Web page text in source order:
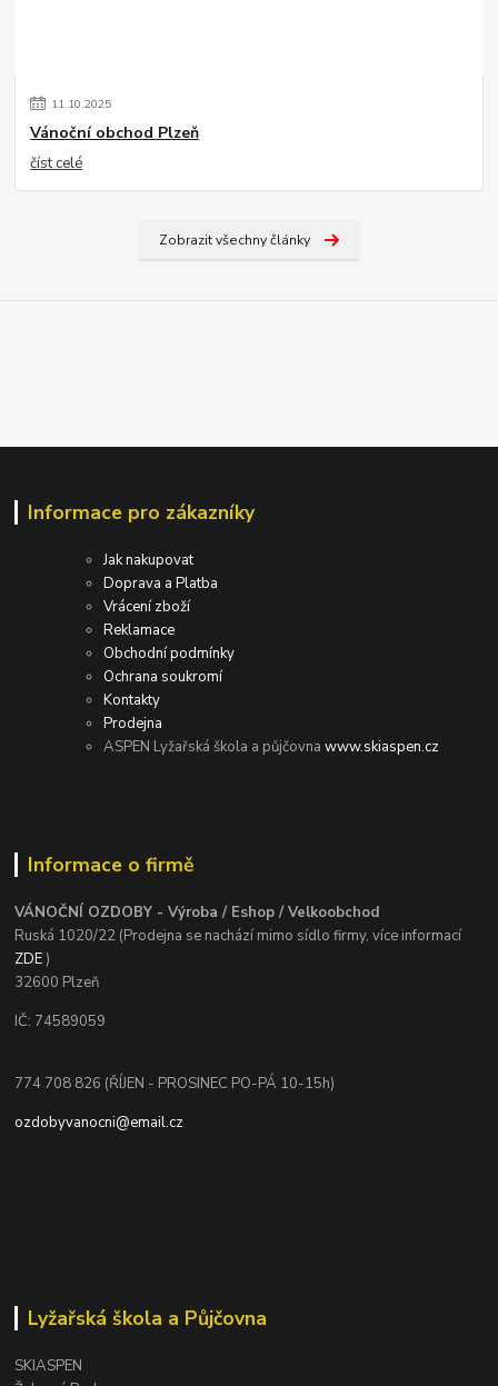
11.10.2025
Vánoční obchod Plzeň
číst celé
Zobrazit všechny články
Informace pro zákazníky
Jak nakupovat
Doprava a Platba
Vrácení zboží
Reklamace
Obchodní podmínky
Ochrana soukromí
Kontakty
Prodejna
ASPEN Lyžařská škola a půjčovnawww.skiaspen.cz
Informace o firmě
VÁNOČNÍ OZDOBY - Výroba / Eshop / Velkoobchod
Ruská 1020/22 (Prodejna se nachází mimo sídlo firmy, více informací
ZDE)
32600 Plzeň
IČ: 74589059
774 708 826 (ŘÍJEN - PROSINEC PO-PÁ 10-15h)
ozdobyvanocni@email.cz
Lyžařská škola a Půjčovna
SKIASPEN